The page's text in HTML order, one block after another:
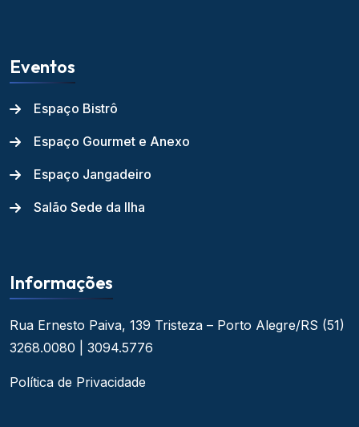
Eventos
Espaço Bistrô
Espaço Gourmet e Anexo
Espaço Jangadeiro
Salão Sede da Ilha
Informações
Rua Ernesto Paiva, 139 Tristeza – Porto Alegre/RS (51)
3268.0080 | 3094.5776
Política de Privacidade